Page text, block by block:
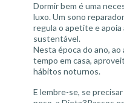
Dormir bem é uma
luxo. Um sono
regula o apetite e
sustentável.
Nesta época do ano, ao
tempo em casa,
hábitos noturnos.
E lembre-se, se